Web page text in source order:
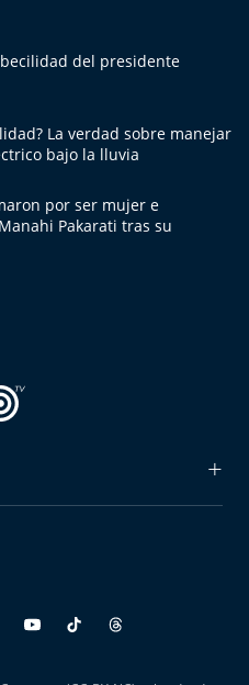
del presidente
La verdad sobre manejar
bajo la lluvia
por ser mujer e
Pakarati tras su
Peor